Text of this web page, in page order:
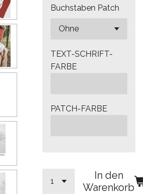
Buchstaben Patch
TEXT-SCHRIFT-
FARBE
PATCH-FARBE
In den
Warenkorb